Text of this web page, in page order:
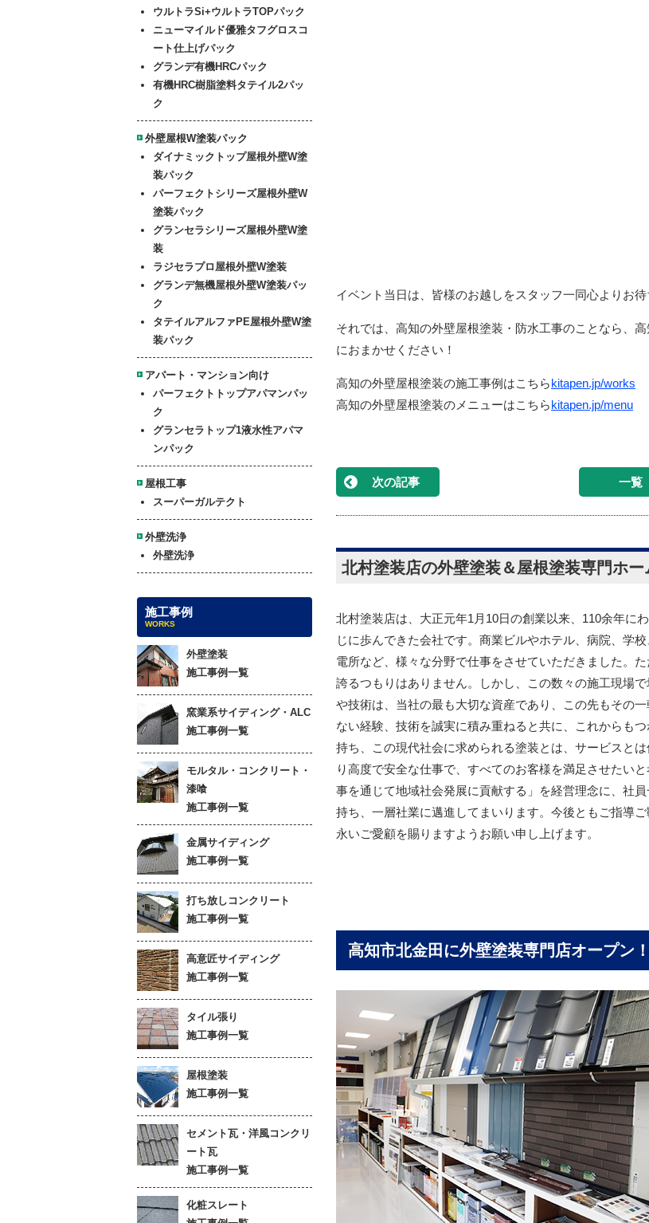
イベント当日は、皆様のお越しをスタッフ一同心よりお待
それでは、高知の外壁屋根塗装・防水工事のことなら、
におまかせください！
高知の外壁屋根塗装の施工事例はこちらkitapen.jp/works
高知の外壁屋根塗装のメニューはこちらkitapen.jp/menu
次の記事 一覧
北村塗装店の外壁塗装＆屋根塗装専門ホー
北村塗装店は、大正元年1月10日の創業以来、110余年に
じに歩んできた会社です。商業ビルやホテル、病院、学
電所など、様々な分野で仕事をさせていただきました。
誇るつもりはありません。しかし、この数々の施工現場
や技術は、当社の最も大切な資産であり、この先もその一
ない経験、技術を誠実に積み重ねると共に、これからも
持ち、この現代社会に求められる塗装とは、サービスとは
り高度で安全な仕事で、すべてのお客様を満足させたい
事を通じて地域社会発展に貢献する」を経営理念に、社
持ち、一層社業に邁進してまいります。今後ともご指導
永いご愛顧を賜りますようお願い申し上げます。
高知市北金田に外壁塗装専門店オープン！
ウルトラSi+ウルトラTOPパック
ニューマイルド優雅タフグロスコ
ート仕上げパック
グランデ有機HRCパック
有機HRC樹脂塗料タテイル2パッ
ク
外壁屋根W塗装パック
ダイナミックトップ屋根外壁W塗
装パック
パーフェクトシリーズ屋根外壁W
塗装パック
グランセラシリーズ屋根外壁W塗
装
ラジセラプロ屋根外壁W塗装
グランデ無機屋根外壁W塗装パッ
ク
タテイルアルファPE屋根外壁W塗
装パック
アパート・マンション向け
パーフェクトトップアパマンパッ
ク
グランセラトップ1液水性アパマ
ンパック
屋根工事
スーパーガルテクト
外壁洗浄
外壁洗浄
施工事例
WORKS
外壁塗装
施工事例一覧
窯業系サイディング・ALC
施工事例一覧
モルタル・コンクリート・
漆喰
施工事例一覧
金属サイディング
施工事例一覧
打ち放しコンクリート
施工事例一覧
高意匠サイディング
施工事例一覧
タイル張り
施工事例一覧
屋根塗装
施工事例一覧
セメント瓦・洋風コンクリ
ート瓦
施工事例一覧
化粧スレート